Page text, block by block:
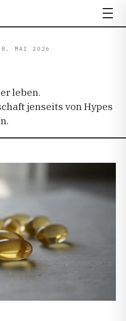
MAI 2026
leben.
jenseits von Hypes